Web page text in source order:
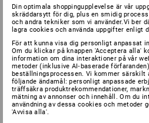
Din optimala shoppingupplevelse är vår
skräddarsytt för dig, plus en smidig
och andra tekniker som vi använder.Vi ber
lagra cookies och använda uppgifter enligt
För att kunna visa dig personligt anpassat
Om du klickar på knappen 'Acceptera alla'
information om dina interaktioner på vår
metoder (inklusive AI‑baserade
beställningsprocessen. Vi kommer särskilt
följande ändamål: personligt anpassade
träffsäkra produktrekommendationer,
mätning av annonser och innehåll. Om du
användning av dessa cookies och metoder
'Avvisa alla'.